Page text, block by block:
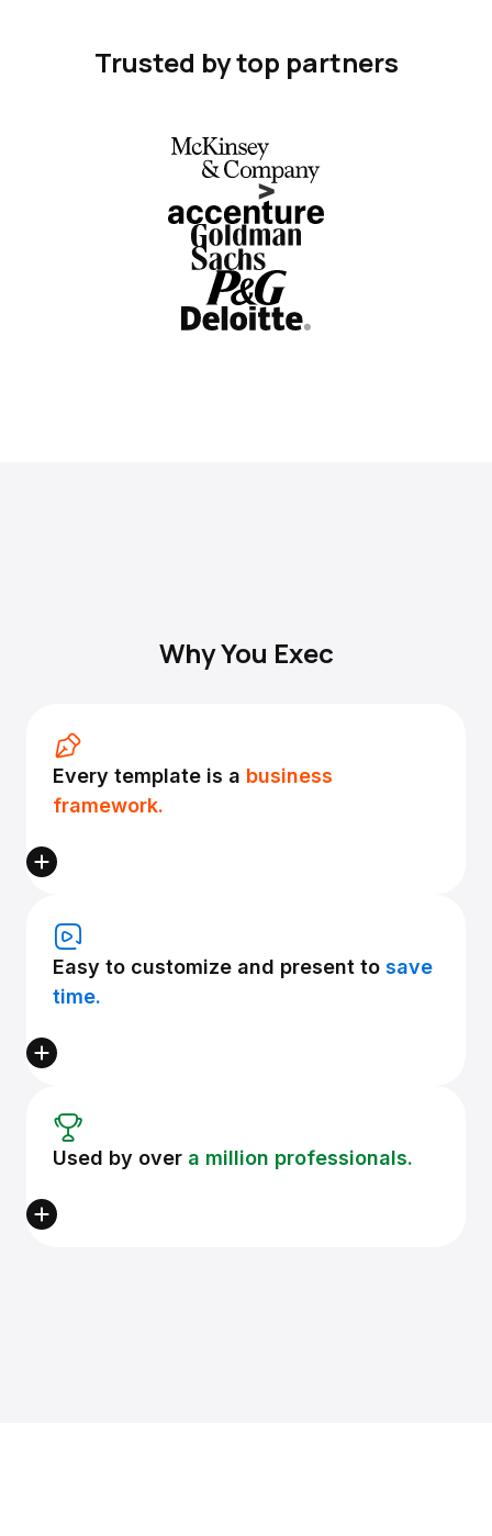
Trusted by top partners
Why You Exec
Every template is a business
framework.
Easy to customize and present to save
time.
Used by over a million professionals.